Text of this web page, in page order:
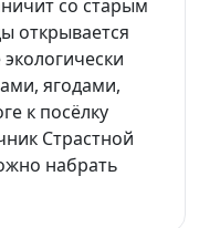
со старым
открывается
ягодами,
к посёлку
Страстной
набрать